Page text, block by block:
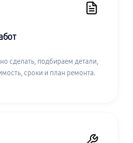
сделать, подбираем детали,
сроки и план ремонта.